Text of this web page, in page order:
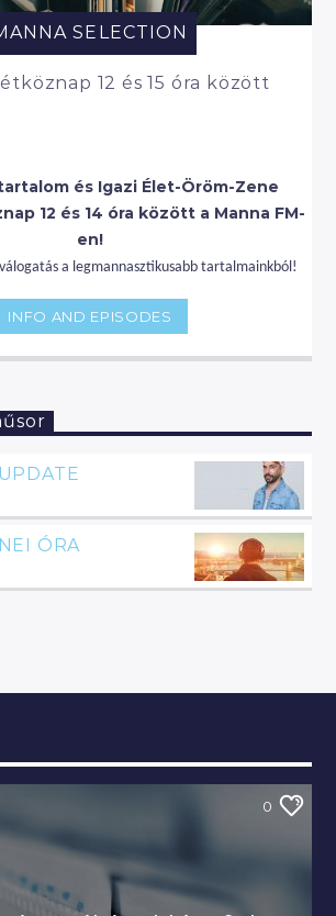
SELECTION
12 és 15 óra között
és Igazi Élet-Öröm-Zene
12 és 14 óra között a Manna FM-
en!
a legmannasztikusabb tartalmainkból!
INFO AND EPISODES
ÓRA
0